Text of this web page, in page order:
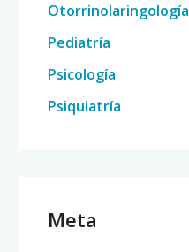
Otorrinolaringología
Pediatría
Psicología
Psiquiatría
Meta